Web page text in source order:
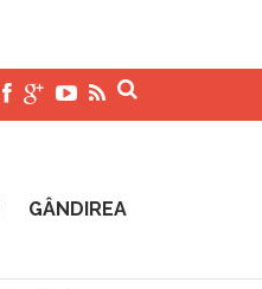
GÂNDIREA